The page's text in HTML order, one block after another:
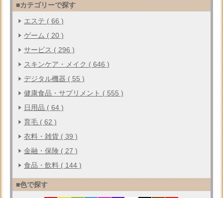
■カテゴリーで探す
エステ ( 66 )
ゲーム ( 20 )
サービス ( 296 )
スキンケア・メイク ( 646 )
デジタル機器 ( 55 )
健康食品・サプリメント ( 555 )
日用品 ( 64 )
育毛 ( 62 )
衣料・雑貨 ( 39 )
金融・保険 ( 27 )
食品・飲料 ( 144 )
■色で探す